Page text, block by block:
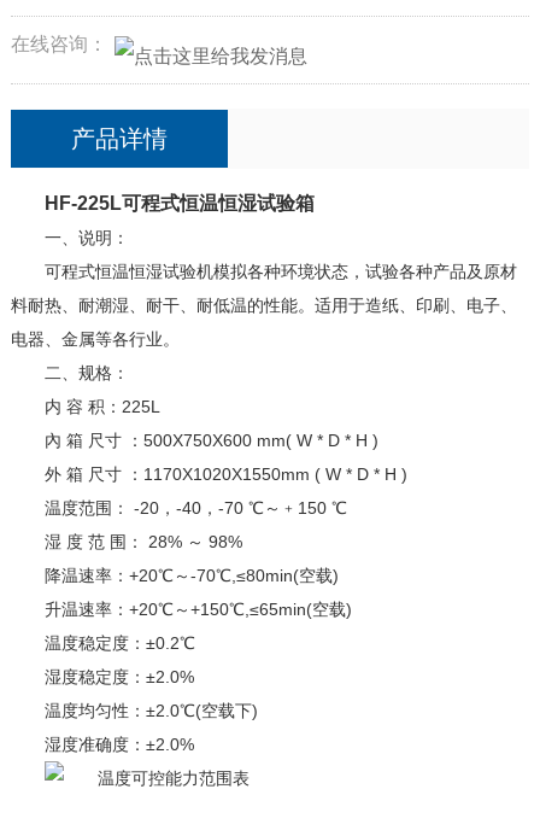
在线咨询：
产品详情
HF-225L可程式恒温恒湿试验箱
一、说明：
可程式恒温恒湿试验机模拟各种环境状态，试验各种产品及原材
料耐热、耐潮湿、耐干、耐低温的性能。适用于造纸、印刷、电子、
电器、金属等各行业。
二、规格：
内 容 积：225L
內 箱 尺寸 ：500X750X600 mm( W * D * H )
外 箱 尺寸 ：1170X1020X1550mm ( W * D * H )
温度范围： -20，-40，-70 ℃～﹢150 ℃
湿 度 范 围： 28% ～ 98%
降温速率：+20℃～-70℃,≤80min(空载)
升温速率：+20℃～+150℃,≤65min(空载)
温度稳定度：±0.2℃
湿度稳定度：±2.0%
温度均匀性：±2.0℃(空载下)
湿度准确度：±2.0%